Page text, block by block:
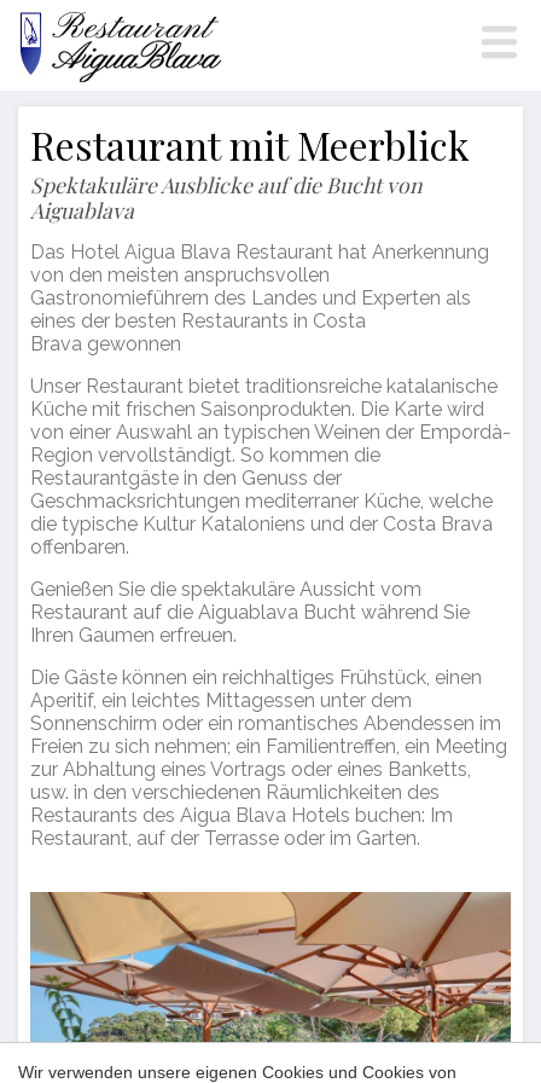
Restaurant mit Meerblick
Spektakuläre Ausblicke auf die Bucht von
Aiguablava
Das Hotel Aigua Blava Restaurant hat Anerkennung
von den meisten anspruchsvollen
Gastronomieführern des Landes und Experten als
eines der besten Restaurants in Costa
Brava gewonnen
Unser Restaurant bietet traditionsreiche katalanische
Küche mit frischen Saisonprodukten. Die Karte wird
von einer Auswahl an typischen Weinen der Empordà-
Region vervollständigt. So kommen die
Restaurantgäste in den Genuss der
Geschmacksrichtungen mediterraner Küche, welche
die typische Kultur Kataloniens und der Costa Brava
offenbaren.
Genießen Sie die spektakuläre Aussicht vom
Restaurant auf die Aiguablava Bucht während Sie
Ihren Gaumen erfreuen.
Die Gäste können ein reichhaltiges Frühstück, einen
Aperitif, ein leichtes Mittagessen unter dem
Sonnenschirm oder ein romantisches Abendessen im
Freien zu sich nehmen; ein Familientreffen, ein Meeting
zur Abhaltung eines Vortrags oder eines Banketts,
usw. in den verschiedenen Räumlichkeiten des
Restaurants des Aigua Blava Hotels buchen: Im
Restaurant, auf der Terrasse oder im Garten.
Wir verwenden unsere eigenen Cookies und Cookies von
Cookies ändern
Technik und Funktional
Diese Website verwendet eigene Cookies, um
Informationen zu sammeln, um unsere Dienste zu
verbessern. Wenn Sie weiter surfen, akzeptieren Sie deren
Installation. Der Benutzer hat die Möglichkeit, seinen
Browser zu konfigurieren und auf Wunsch zu verhindern,
dass er auf seiner Festplatte installiert wird, obwohl er
bedenken muss, dass dies zu Schwierigkeiten beim
Navigieren auf der Website führen kann.
Analytik und Anpassung
Sie ermöglichen die Beobachtung und Analyse des
Verhaltens der Nutzer dieser Website. Die durch diese Art
von Cookies gesammelten Informationen werden
Benutzernavigationsprofile zu erstellen, um basierend auf
der Analyse der Nutzungsdaten der Benutzer des Dienstes
Verbesserungen einzuführen. Sie ermöglichen es uns, die
Präferenzinformationen des Benutzers zu speichern, um
die Qualität unserer Dienstleistungen zu verbessern und
durch empfohlene Produkte ein besseres Erlebnis zu
bieten.
Marketing und Publizität
Diese Cookies werden verwendet, um Informationen über
die Präferenzen und persönlichen Entscheidungen des
Benutzers durch die kontinuierliche Beobachtung seiner
Surfgewohnheiten zu speichern. Dank ihnen können wir
die Surfgewohnheiten auf der Website kennen und
Werbung in Bezug auf das Surfprofil des Benutzers
anzeigen.